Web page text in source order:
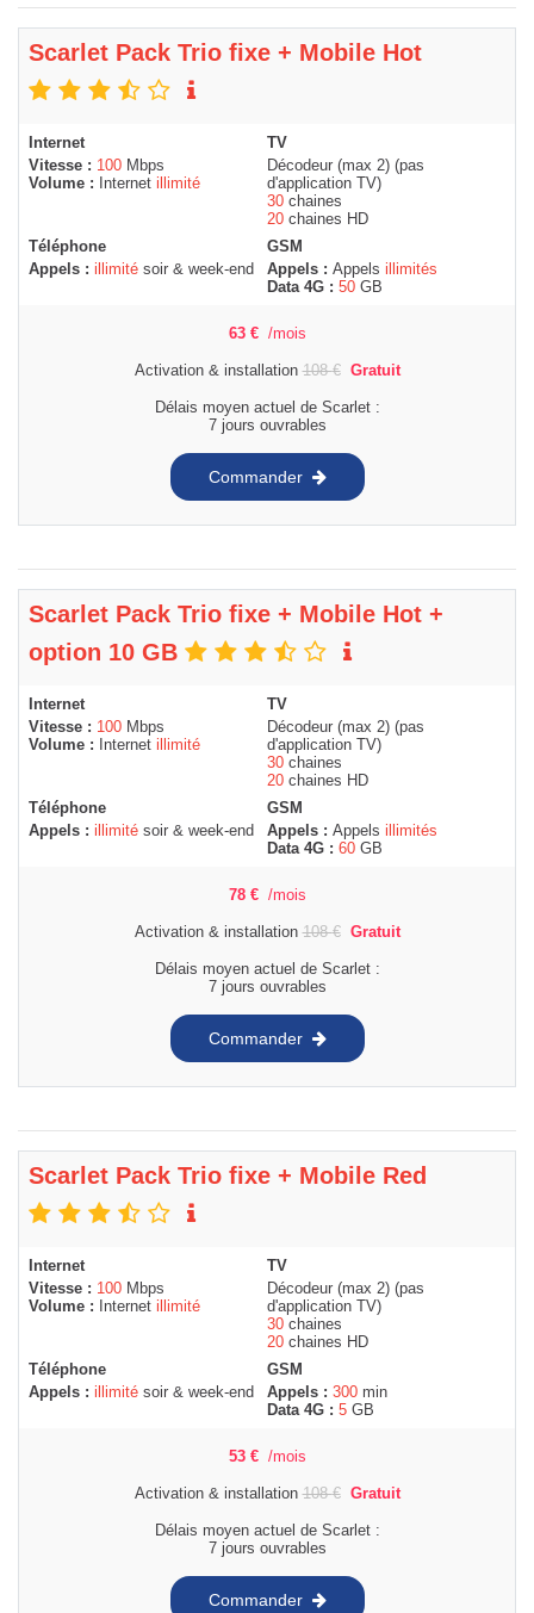
Scarlet Pack Trio fixe + Mobile Hot
Internet
Vitesse : 100 Mbps
Volume :
Internet illimité
TV
Décodeur (max 2) (pas
d'application TV)
30 chaines
20 chaines HD
Téléphone
Appels : illimité soir & week-end
GSM
Appels : Appels illimités
Data 4G : 50 GB
63 € /mois
Activation & installation108€ Gratuit
Délais moyen actuel de Scarlet :
7 jours ouvrables
Commander
Scarlet Pack Trio fixe + Mobile Hot +
option 10 GB
Internet
Vitesse : 100 Mbps
Volume :
Internet illimité
TV
Décodeur (max 2) (pas
d'application TV)
30 chaines
20 chaines HD
Téléphone
Appels : illimité soir & week-end
GSM
Appels : Appels illimités
Data 4G : 60 GB
78 € /mois
Activation & installation108€ Gratuit
Délais moyen actuel de Scarlet :
7 jours ouvrables
Commander
Scarlet Pack Trio fixe + Mobile Red
Internet
Vitesse : 100 Mbps
Volume :
Internet illimité
TV
Décodeur (max 2) (pas
d'application TV)
30 chaines
20 chaines HD
Téléphone
Appels : illimité soir & week-end
GSM
Appels : 300 min
Data 4G : 5 GB
53 € /mois
Activation & installation108€ Gratuit
Délais moyen actuel de Scarlet :
7 jours ouvrables
Commander